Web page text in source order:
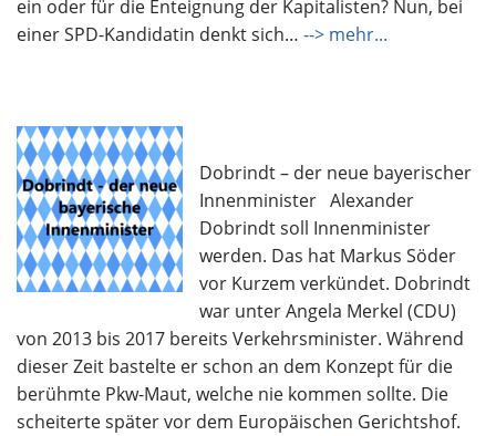
ein oder für die Enteignung der Kapitalisten? Nun, bei
einer SPD-Kandidatin denkt sich… --> mehr...
Dobrindt – der neue bayerischer
Innenminister Alexander
Dobrindt soll Innenminister
werden. Das hat Markus Söder
vor Kurzem verkündet. Dobrindt
war unter Angela Merkel (CDU)
von 2013 bis 2017 bereits Verkehrsminister. Während
dieser Zeit bastelte er schon an dem Konzept für die
berühmte Pkw-Maut, welche nie kommen sollte. Die
scheiterte später vor dem Europäischen Gerichtshof.